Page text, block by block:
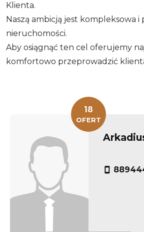
Klienta.
Naszą ambicją jest kompleksowa
nieruchomości.
Aby osiągnąć ten cel oferujemy
komfortowo przeprowadzić
18
OFERT